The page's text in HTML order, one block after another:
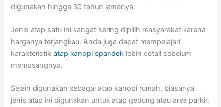
digunakan hingga 30 tahun lamanya.
Jenis atap satu ini sangat sering dipilih masyarakat karena
harganya terjangkau. Anda juga dapat mempelajari
karakteristikatap kanopi spandek lebih detail sebelum
memasangnya.
Selain digunakan sebagai atap kanopi rumah, biasanya
jenis atap ini digunakan untuk atap gedung atau area parkir.